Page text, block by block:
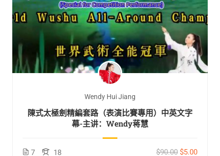
Wendy Hui Jiang
陳式太極劍精編套路（表演比賽專用）中英文字
幕-主讲：Wendy蒋慧
7 18 $90.00 $5.00